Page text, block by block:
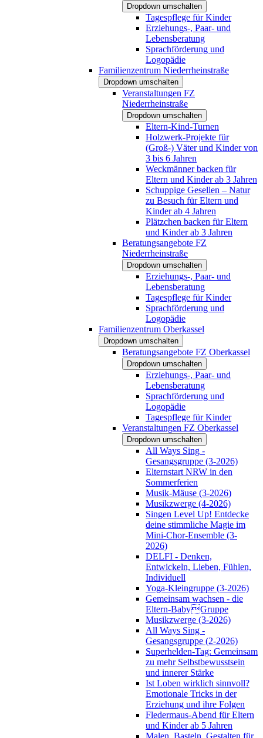
Dropdown umschalten
Tagespflege für Kinder
Erziehungs-, Paar- und
Lebensberatung
Sprachförderung und
Logopädie
Familienzentrum Niederrheinstraße
Dropdown umschalten
Veranstaltungen FZ
Niederrheinstraße
Dropdown umschalten
Eltern-Kind-Turnen
Holzwerk-Projekte für
(Groß-) Väter und Kinder von
3 bis 6 Jahren
Weckmänner backen für
Eltern und Kinder ab 3 Jahren
Schuppige Gesellen – Natur
zu Besuch für Eltern und
Kinder ab 4 Jahren
Plätzchen backen für Eltern
und Kinder ab 3 Jahren
Beratungsangebote FZ
Niederrheinstraße
Dropdown umschalten
Erziehungs-, Paar- und
Lebensberatung
Tagespflege für Kinder
Sprachförderung und
Logopädie
Familienzentrum Oberkassel
Dropdown umschalten
Beratungsangebote FZ Oberkassel
Dropdown umschalten
Erziehungs-, Paar- und
Lebensberatung
Sprachförderung und
Logopädie
Tagespflege für Kinder
Veranstaltungen FZ Oberkassel
Dropdown umschalten
All Ways Sing -
Gesangsgruppe (3-2026)
Elternstart NRW in den
Sommerferien
Musik-Mäuse (3-2026)
Musikzwerge (4-2026)
Singen Level Up! Entdecke
deine stimmliche Magie im
Mini-Chor-Ensemble (3-
2026)
DELFI - Denken,
Entwickeln, Lieben, Fühlen,
Individuell
Yoga-Kleingruppe (3-2026)
Gemeinsam wachsen - die
Eltern-BabyGruppe
Musikzwerge (3-2026)
All Ways Sing -
Gesangsgruppe (2-2026)
Superhelden-Tag: Gemeinsam
zu mehr Selbstbewusstsein
und innerer Stärke
Ist Loben wirklich sinnvoll?
Emotionale Tricks in der
Erziehung und ihre Folgen
Fledermaus-Abend für Eltern
und Kinder ab 5 Jahren
Malen, Basteln, Gestalten für